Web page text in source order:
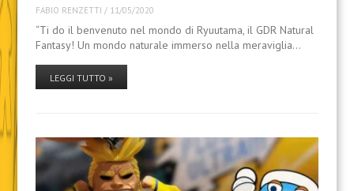
FABIO RENZETTI / 11/05/2020
“Ti do il benvenuto nel mondo di Ryuutama, il GDR Natural
Fantasy! Un mondo naturale immerso nella meraviglia…
LEGGI TUTTO »